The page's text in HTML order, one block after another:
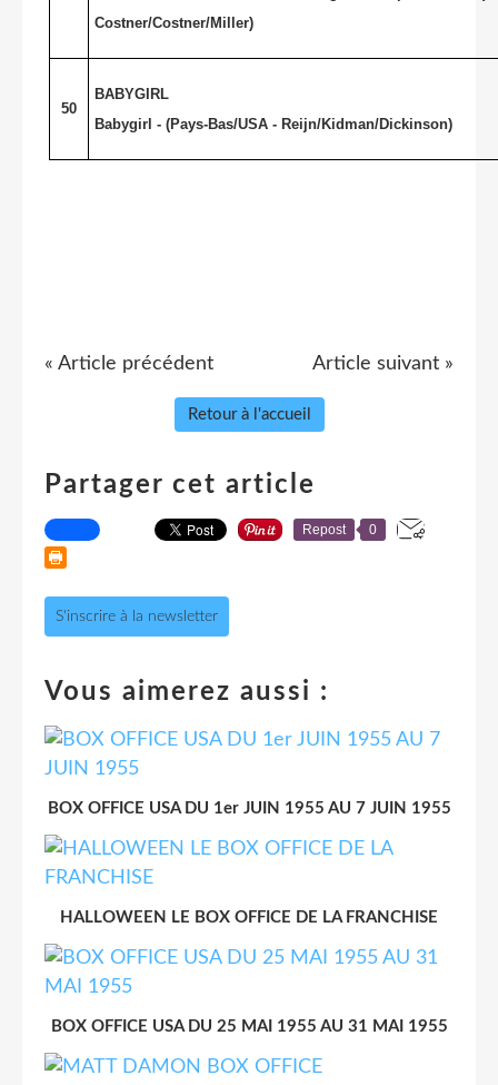
Costner/Costner/Miller)
50
BABYGIRL
Babygirl - (Pays-Bas/USA - Reijn/Kidman/Dickinson)
« Article précédent Article suivant »
Retour à l'accueil
Partager cet article
Repost 0
S'inscrire à la newsletter
Vous aimerez aussi :
BOX OFFICE USA DU 1er JUIN 1955 AU 7 JUIN 1955
HALLOWEEN LE BOX OFFICE DE LA FRANCHISE
BOX OFFICE USA DU 25 MAI 1955 AU 31 MAI 1955